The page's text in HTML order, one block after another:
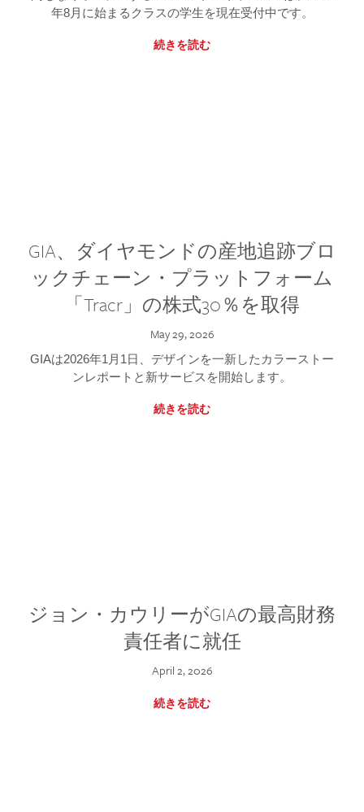
年8月に始まるクラスの学生を現在受付中です。
続きを読む
GIA、ダイヤモンドの産地追跡ブロ
ックチェーン・プラットフォーム
「Tracr」の株式30％を取得
May 29, 2026
GIAは2026年1月1日、デザインを一新したカラーストー
ンレポートと新サービスを開始します。
続きを読む
ジョン・カウリーがGIAの最高財務
責任者に就任
April 2, 2026
続きを読む